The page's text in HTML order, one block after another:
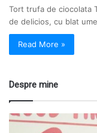
Tort trufa de ciocolata
de delicios, cu blat
Read More »
Despre mine